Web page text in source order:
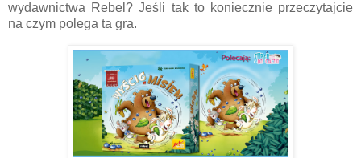
wydawnictwa Rebel? Jeśli tak to koniecznie przeczytajcie
na czym polega ta gra.